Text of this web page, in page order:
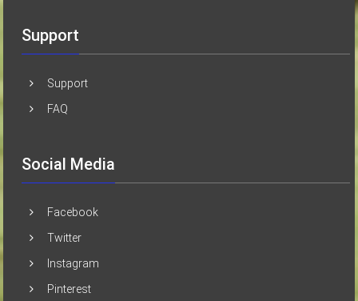
Support
Support
FAQ
Social Media
Facebook
Twitter
Instagram
Pinterest